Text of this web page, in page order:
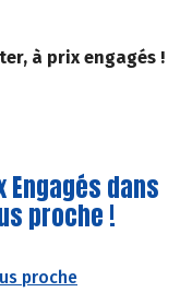
à prix engagés !
dans
proche !
proche